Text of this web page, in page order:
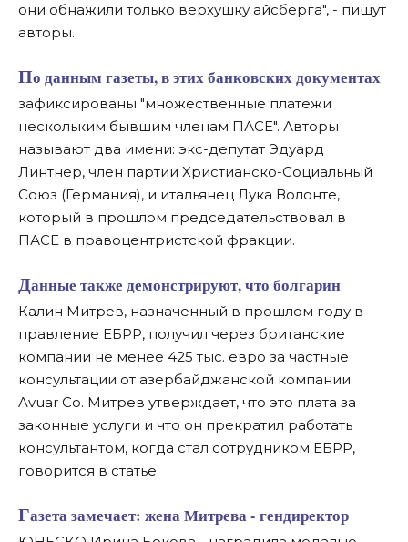
они обнажили только верхушку айсберга", - пишут
авторы.
По данным газеты, в этих банковских документах
зафиксированы "множественные платежи
нескольким бывшим членам ПАСЕ". Авторы
называют два имени: экс-депутат Эдуард
Линтнер, член партии Христианско-Социальный
Союз (Германия), и итальянец Лука Волонте,
который в прошлом председательствовал в
ПАСЕ в правоцентристской фракции.
Данные также демонстрируют, что болгарин
Калин Митрев, назначенный в прошлом году в
правление ЕБРР, получил через британские
компании не менее 425 тыс. евро за частные
консультации от азербайджанской компании
Avuar Co. Митрев утверждает, что это плата за
законные услуги и что он прекратил работать
консультантом, когда стал сотрудником ЕБРР,
говорится в статье.
Газета замечает: жена Митрева - гендиректор